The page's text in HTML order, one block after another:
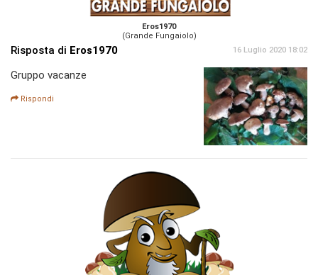
Eros1970
(Grande Fungaiolo)
Risposta di Eros1970 16 Luglio 2020 18:02
Gruppo vacanze
Rispondi